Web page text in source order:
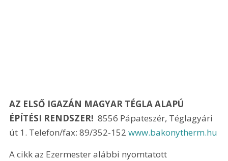
AZ ELSŐ IGAZÁN MAGYAR TÉGLA ALAPÚ
ÉPÍTÉSI RENDSZER! 8556 Pápateszér, Téglagyári
út 1. Telefon/fax: 89/352-152 www.bakonytherm.hu
A cikk az Ezermester alábbi nyomtatott